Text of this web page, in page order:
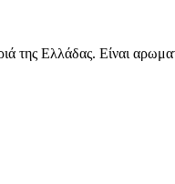
της Ελλάδας. Είναι